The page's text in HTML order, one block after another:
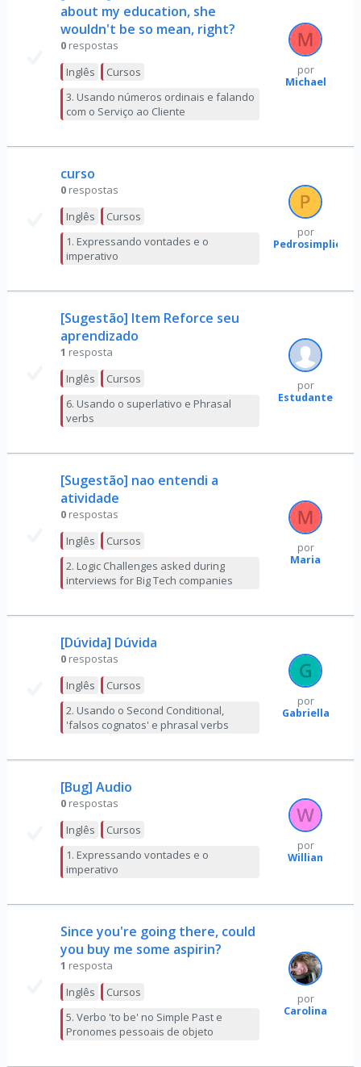
about my education, she
wouldn't be so mean, right?
0 respostas
Inglês
Cursos
3. Usando números ordinais e falando
com o Serviço ao Cliente
por
Michael
curso
0 respostas
Inglês
Cursos
1. Expressando vontades e o
imperativo
por
Pedrosimplicio
[Sugestão] Item Reforce seu
aprendizado
1 resposta
Inglês
Cursos
6. Usando o superlativo e Phrasal
verbs
por
Estudante
[Sugestão] nao entendi a
atividade
0 respostas
Inglês
Cursos
2. Logic Challenges asked during
interviews for Big Tech companies
por
Maria
[Dúvida] Dúvida
0 respostas
Inglês
Cursos
2. Usando o Second Conditional,
'falsos cognatos' e phrasal verbs
por
Gabriella
[Bug] Audio
0 respostas
Inglês
Cursos
1. Expressando vontades e o
imperativo
por
Willian
Since you're going there, could
you buy me some aspirin?
1 resposta
Inglês
Cursos
5. Verbo 'to be' no Simple Past e
Pronomes pessoais de objeto
por
Carolina